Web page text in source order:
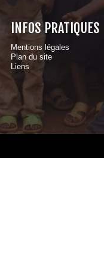
INFOS PRATIQUES
Mentions légales
Plan du site
Liens